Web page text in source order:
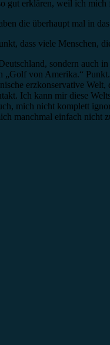
gut erklären, weil ich
die überhaupt mal in
dass viele Menschen,
sondern auch
von Amerika.“
erzkonservative
Ich kann mir diese
mich nicht komplett
manchmal einfach nicht